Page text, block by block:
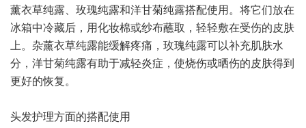
薰衣草纯露、玫瑰纯露和洋甘菊纯露搭配使用。将它们放在
冰箱中冷藏后，用化妆棉或纱布蘸取，轻轻敷在受伤的皮肤
上。杂薰衣草纯露能缓解疼痛，玫瑰纯露可以补充肌肤水
分，洋甘菊纯露有助于减轻炎症，使烧伤或晒伤的皮肤得到
更好的恢复。
头发护理方面的搭配使用